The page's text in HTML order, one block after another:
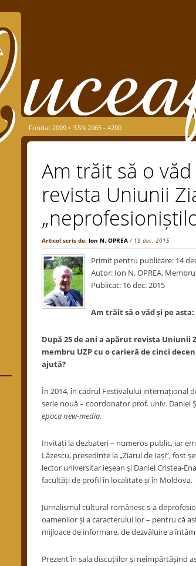
Fondat 2009 • ISSN 2065 - 4200
Am trăit să o
revista Uniunii
Articol scris de: Ion N. OPREA / 19 dec. 2015
Primit pentru publicare: 14
Autor: Ion N. OPREA,
Publicat: 16 dec. 2015
Am trăit să o văd și pe asta:
După 25 de ani a apărut revista
membru UZP cu o carieră de cinci
ajută?
În 2014, în cadrul Festivalului internațional
serie nouă – coordonator prof. univ. Daniel
epoca new-media.
Invitați la dezbateri – numeros public, iar
Lăzescu, președinte la „Ziarul de Iași”, fost
lector universitar ieșean și Daniel Cristea-
facultăți de profil în localitate și în Moldova.
Jurnalismul cultural românesc s-a
oamenilor și a caracterului lor – pentru că
mijloace de informare, de dezvăluire a
Prezent în sala discuțiilor și neîmpărtășind